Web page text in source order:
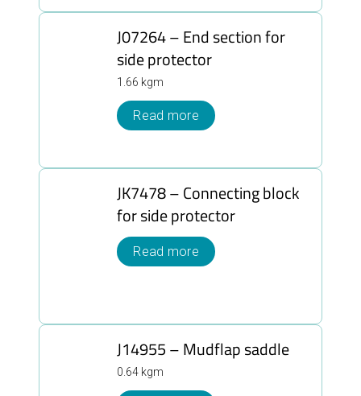
J07264 – End section for
side protector
1.66 kgm
Read more
JK7478 – Connecting block
for side protector
Read more
J14955 – Mudflap saddle
0.64 kgm